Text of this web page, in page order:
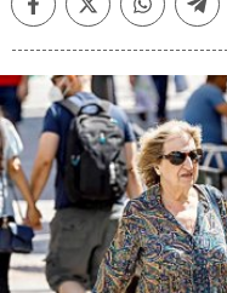
FacebookTwitter